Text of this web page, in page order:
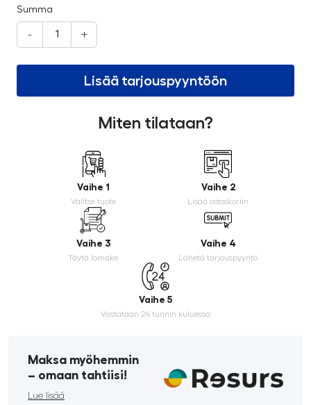
Summa
- +
Lisää tarjouspyyntöön
Miten tilataan?
Vaihe 1
Valitse tuote
Vaihe 2
Lisää ostoskoriin
Vaihe 3
Täytä lomake
Vaihe 4
Lähetä tarjouspyyntö
Vaihe 5
Vastataan 24 tunnin kuluessa
Maksa myöhemmin
­– omaan tahtiisi!
Lue lisää